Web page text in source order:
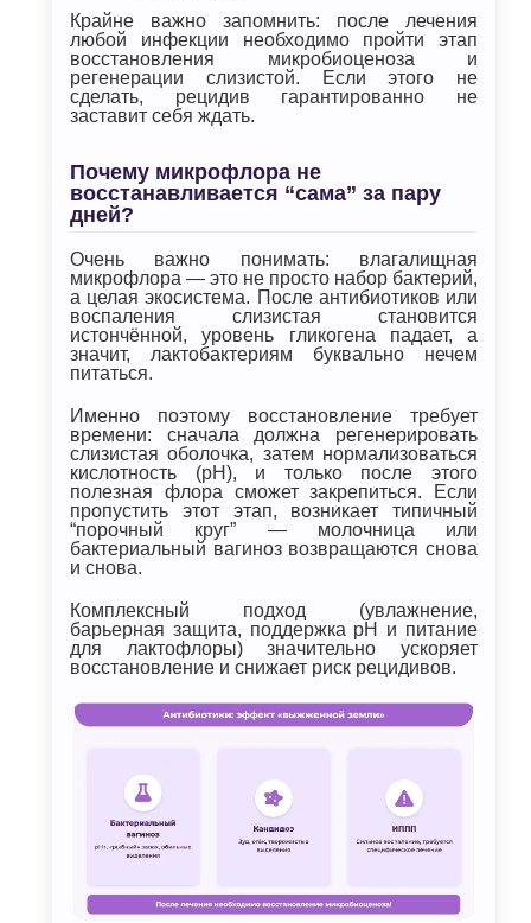
Крайне важно запомнить: после лечения
любой инфекции необходимо пройти этап
восстановления микробиоценоза и
регенерации слизистой. Если этого не
сделать, рецидив гарантированно не
заставит себя ждать.
Почему микрофлора не
восстанавливается “сама” за пару
дней?
Очень важно понимать: влагалищная
микрофлора — это не просто набор бактерий,
а целая экосистема. После антибиотиков или
воспаления слизистая становится
истончённой, уровень гликогена падает, а
значит, лактобактериям буквально нечем
питаться.
Именно поэтому восстановление требует
времени: сначала должна регенерировать
слизистая оболочка, затем нормализоваться
кислотность (pH), и только после этого
полезная флора сможет закрепиться. Если
пропустить этот этап, возникает типичный
“порочный круг” — молочница или
бактериальный вагиноз возвращаются снова
и снова.
Комплексный подход (увлажнение,
барьерная защита, поддержка pH и питание
для лактофлоры) значительно ускоряет
восстановление и снижает риск рецидивов.